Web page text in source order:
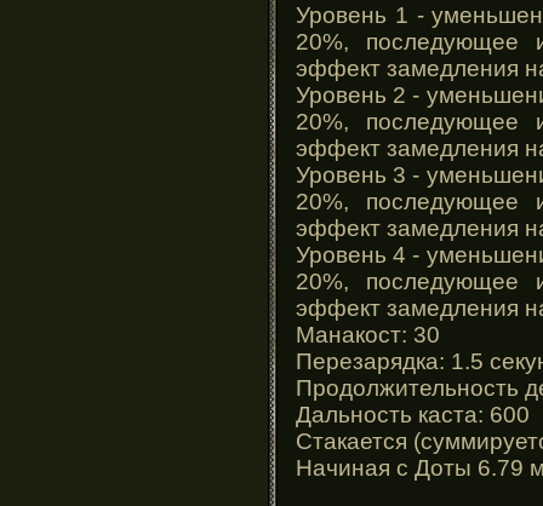
Уровень 1 -
20%, последующее
эффект замедления
Уровень 2 -
20%, последующее
эффект замедления
Уровень 3 -
20%, последующее
эффект замедления
Уровень 4 -
20%, последующее
эффект замедления
Манакост: 30
Перезарядка: 1.5
Продолжительность
Дальность каста: 600
Стакается
Начиная с Доты 6.79